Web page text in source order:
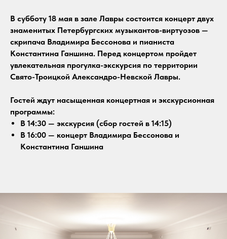
В субботу 18 мая в зале Лавры состоится концерт двух
знаменитых Петербургских музыкантов-виртуозов —
скрипача Владимира Бессонова и пианиста
Константина Ганшина. Перед концертом пройдет
увлекательная прогулка-экскурсия по территории
Свято-Троицкой Александро-Невской Лавры.
Гостей ждут насыщенная концертная и экскурсионная
программы:
В 14:30 — экскурсия (сбор гостей в 14:15)
В 16:00 — концерт Владимира Бессонова и
Константина Ганшина